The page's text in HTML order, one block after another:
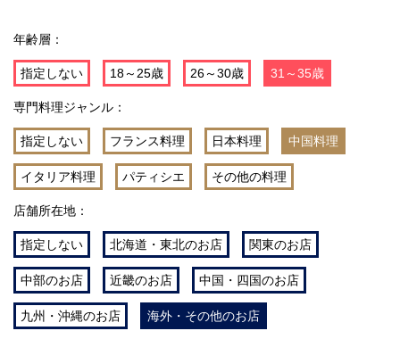
年齢層：
指定しない 18～25歳 26～30歳 31～35歳
専門料理ジャンル：
指定しない フランス料理 日本料理 中国料理
イタリア料理 パティシエ その他の料理
店舗所在地：
指定しない 北海道・東北のお店 関東のお店
中部のお店 近畿のお店 中国・四国のお店
九州・沖縄のお店 海外・その他のお店